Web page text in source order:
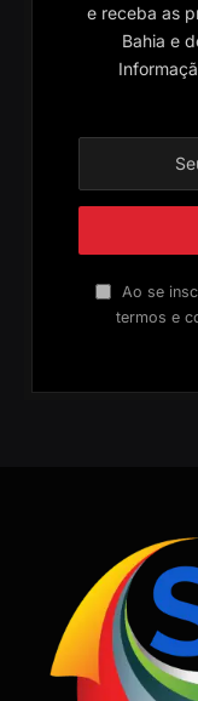
e receba as
Bahia e
Ao se
termos e